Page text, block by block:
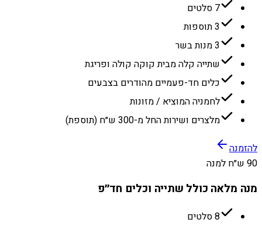
7 סלטים
3 תוספות
3 מנות בשר
שתייה קלה מבית קוקה קולה ופריגת
כלים חד-פעמיים מהודרים בצבעים
לחמניה המוציא / מזונות
מלצרים ושירות החל מ-300 ש״ח (תוספת)
להזמנה
90 ש״ח למנה
מנה מלאה כולל שתייה וכלים חד״פ
8 סלטים